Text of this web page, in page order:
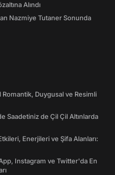
Alındı
Nazmiye Tutaner Sonunda
Romantik, Duygusal ve Resimli
Saadetiniz de Çil Çil Altınlarda
Enerjileri ve Şifa Alanları:
Instagram ve Twitter'da En